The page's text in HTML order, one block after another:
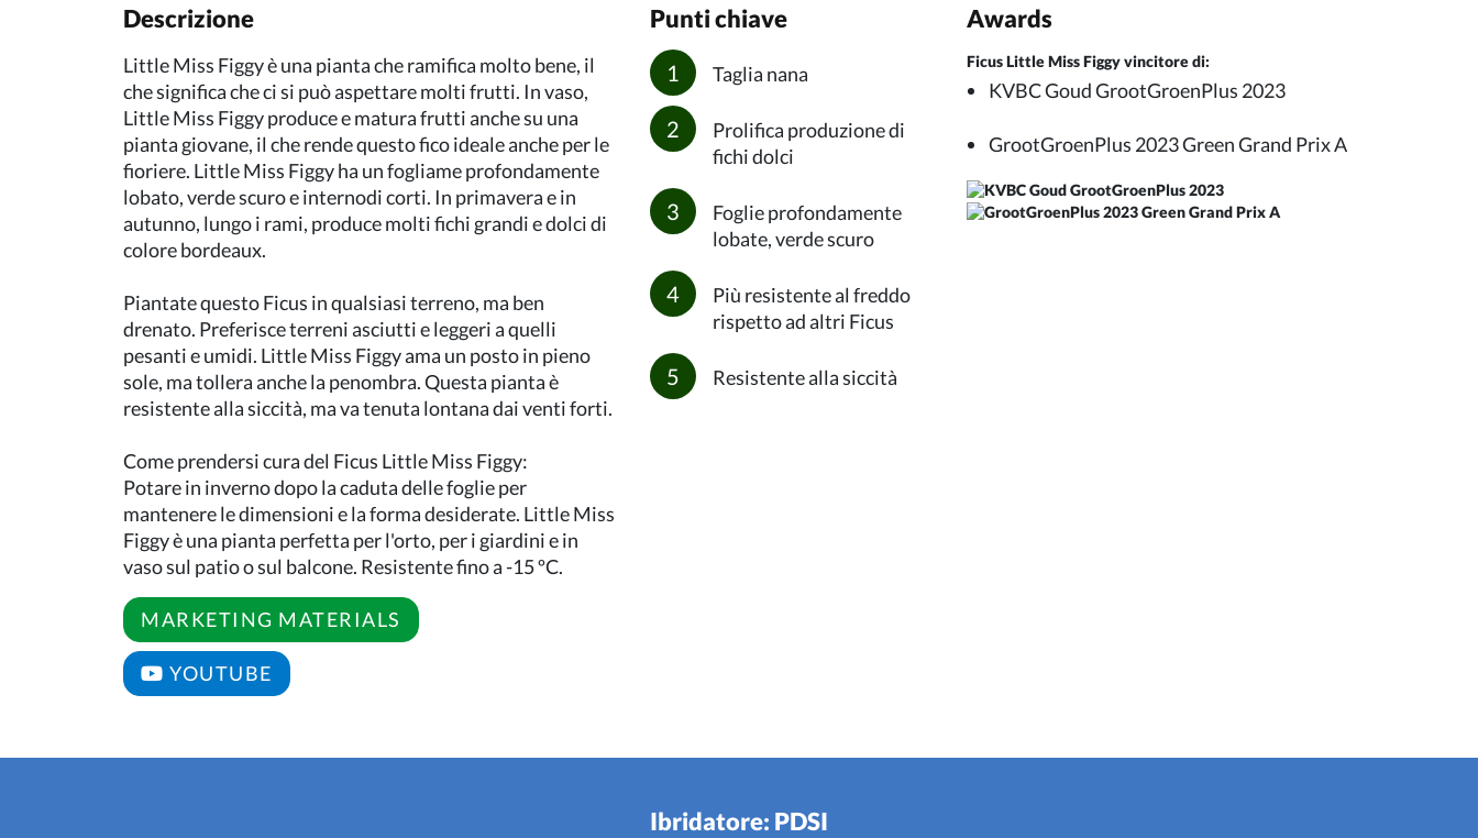
Descrizione
Little Miss Figgy è una pianta che ramifica molto bene, il
che significa che ci si può aspettare molti frutti. In vaso,
Little Miss Figgy produce e matura frutti anche su una
pianta giovane, il che rende questo fico ideale anche per le
fioriere. Little Miss Figgy ha un fogliame profondamente
lobato, verde scuro e internodi corti. In primavera e in
autunno, lungo i rami, produce molti fichi grandi e dolci di
colore bordeaux.
Piantate questo Ficus in qualsiasi terreno, ma ben
drenato. Preferisce terreni asciutti e leggeri a quelli
pesanti e umidi. Little Miss Figgy ama un posto in pieno
sole, ma tollera anche la penombra. Questa pianta è
resistente alla siccità, ma va tenuta lontana dai venti forti.
Come prendersi cura del Ficus Little Miss Figgy:
Potare in inverno dopo la caduta delle foglie per
mantenere le dimensioni e la forma desiderate. Little Miss
Figgy è una pianta perfetta per l'orto, per i giardini e in
vaso sul patio o sul balcone. Resistente fino a -15 ºC.
MARKETING MATERIALS
YOUTUBE
Punti chiave
Taglia nana
Prolifica produzione di
fichi dolci
Foglie profondamente
lobate, verde scuro
Più resistente al freddo
rispetto ad altri Ficus
Resistente alla siccità
Awards
Ficus Little Miss Figgy vincitore di:
KVBC Goud GrootGroenPlus 2023
GrootGroenPlus 2023 Green Grand Prix A
Ibridatore: PDSI